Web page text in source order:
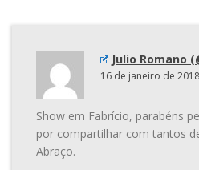
Julio Romano
16 de janeiro de
Show em Fabrício, parabéns
por compartilhar com tantos
Abraço.